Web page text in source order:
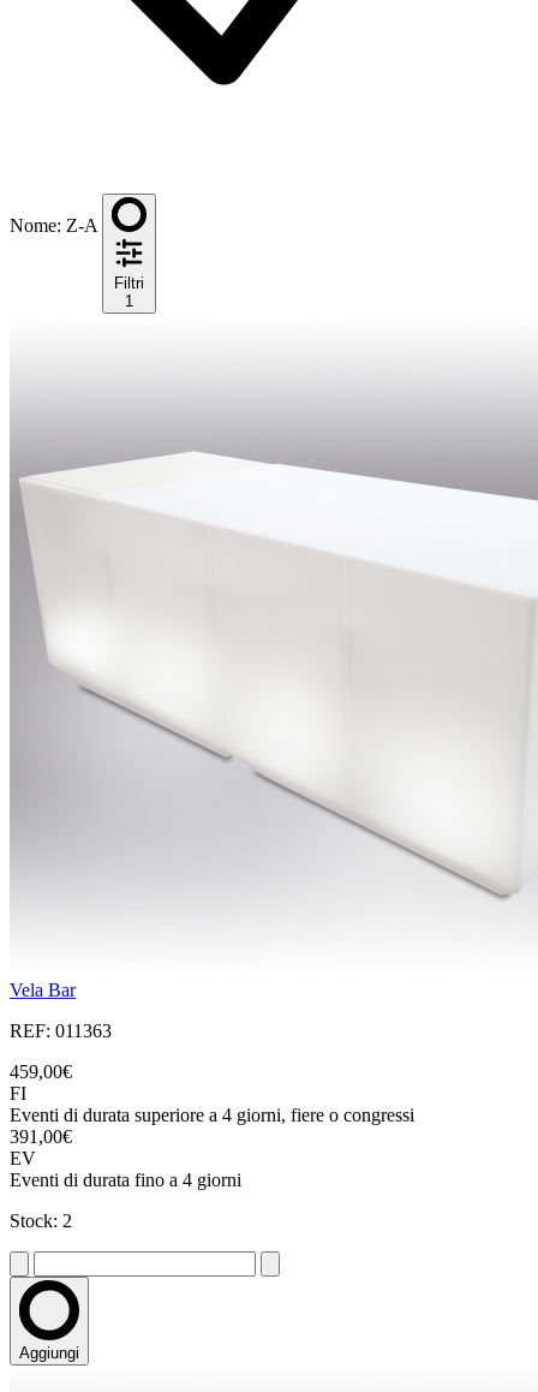
Nome: Z-A
Filtri
1
Vela Bar
REF: 011363
459,00€
FI
Eventi di durata superiore a 4 giorni, fiere o congressi
391,00€
EV
Eventi di durata fino a 4 giorni
Stock: 2
Aggiungi